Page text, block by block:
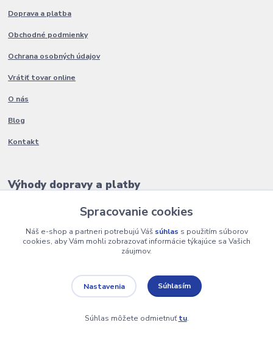
Doprava a platba
Obchodné podmienky
Ochrana osobných údajov
Vrátiť tovar online
O nás
Blog
Kontakt
Výhody dopravy a platby
Spracovanie cookies
Náš e-shop a partneri potrebujú Váš súhlas s použitím súborov
cookies, aby Vám mohli zobrazovať informácie týkajúce sa Vašich
záujmov.
Nastavenia Súhlasím
Súhlas môžete odmietnuťtu.